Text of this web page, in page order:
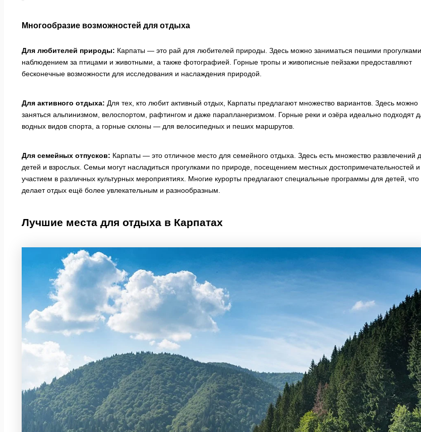
Многообразие возможностей для отдыха
Для любителей природы: Карпаты — это рай для любителей природы. Здесь можно заниматься пешими прогулками,
наблюдением за птицами и животными, а также фотографией. Горные тропы и живописные пейзажи предоставляют
бесконечные возможности для исследования и наслаждения природой.
Для активного отдыха: Для тех, кто любит активный отдых, Карпаты предлагают множество вариантов. Здесь можно
заняться альпинизмом, велоспортом, рафтингом и даже парапланеризмом. Горные реки и озёра идеально подходят
водных видов спорта, а горные склоны — для велосипедных и пеших маршрутов.
Для семейных отпусков: Карпаты — это отличное место для семейного отдыха. Здесь есть множество развлечений
детей и взрослых. Семьи могут насладиться прогулками по природе, посещением местных достопримечательностей и
участием в различных культурных мероприятиях. Многие курорты предлагают специальные программы для детей, что
делает отдых ещё более увлекательным и разнообразным.
Лучшие места для отдыха в Карпатах